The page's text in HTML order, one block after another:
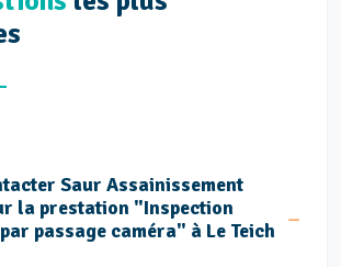
Saur Assainissement
la prestation "Inspection
passage caméra" à Le Teich